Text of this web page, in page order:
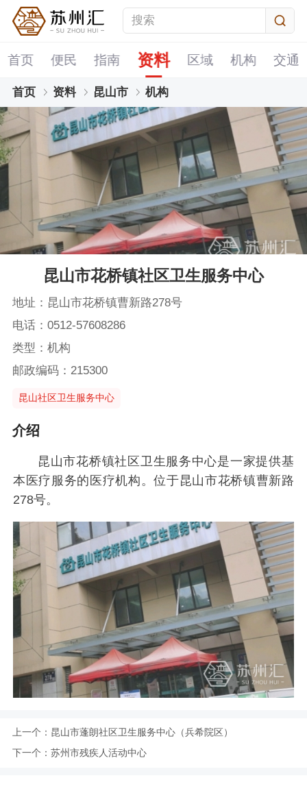
首页 便民 指南 资料 区域 机构 交通
首页 资料 昆山市 机构
昆山市花桥镇社区卫生服务中心
地址：昆山市花桥镇曹新路278号
电话：0512-57608286
类型：机构
邮政编码：215300
昆山社区卫生服务中心
介绍
昆山市花桥镇社区卫生服务中心是一家提供基
本医疗服务的医疗机构。位于昆山市花桥镇曹新路
278号。
上一个： 昆山市蓬朗社区卫生服务中心（兵希院区）
下一个： 苏州市残疾人活动中心